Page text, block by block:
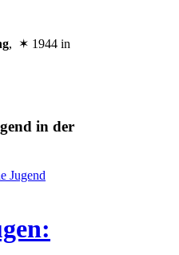
, ✶ 1944 in
in der
Jugend